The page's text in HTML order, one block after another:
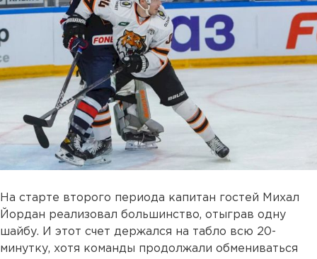
На старте второго периода капитан гостей Михал
Йордан реализовал большинство, отыграв одну
шайбу. И этот счет держался на табло всю 20-
минутку, хотя команды продолжали обмениваться